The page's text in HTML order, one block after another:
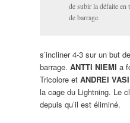
de subir la défaite en
de barrage.
s’incliner 4-3 sur un but de
barrage. ANTTI NIEMI a
Tricolore et ANDREI
la cage du Lightning. Le
depuis qu’il est éliminé.